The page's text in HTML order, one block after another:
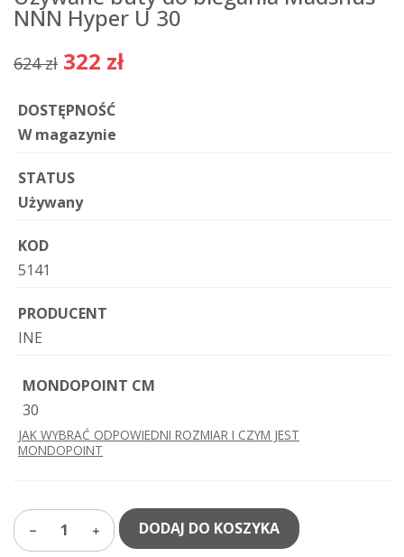
NNN Hyper U 30
624 zł 322 zł
DOSTĘPNOŚĆ
W magazynie
STATUS
Używany
KOD
5141
PRODUCENT
INE
MONDOPOINT CM
30
JAK WYBRAĆ ODPOWIEDNI ROZMIAR I CZYM JEST
MONDOPOINT
1 DODAJ DO KOSZYKA